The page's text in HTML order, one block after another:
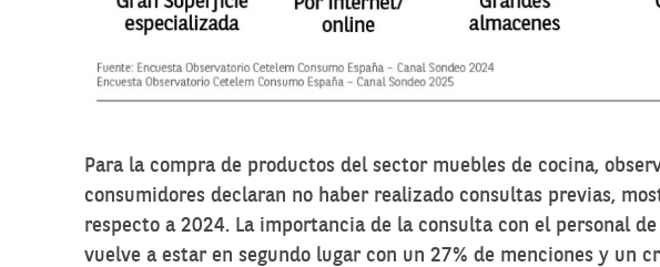
Para la compra de productos del sector muebles de cocina,
consumidores declaran no haber realizado consultas previas,
respecto a 2024. La importancia de la consulta con el personal
vuelve a estar en segundo lugar con un 27% de menciones y un